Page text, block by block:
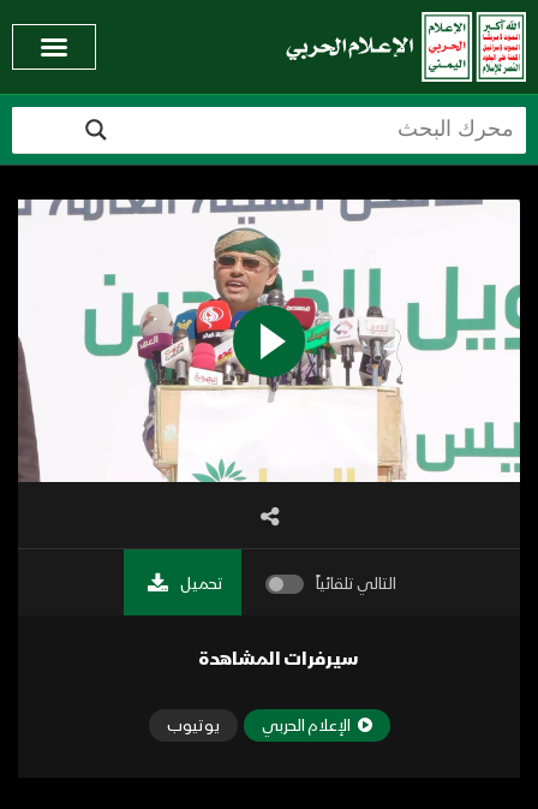
التالي تلقائياً تحميل
سيرفرات المشاهدة
الإعلام الحربي يوتيوب